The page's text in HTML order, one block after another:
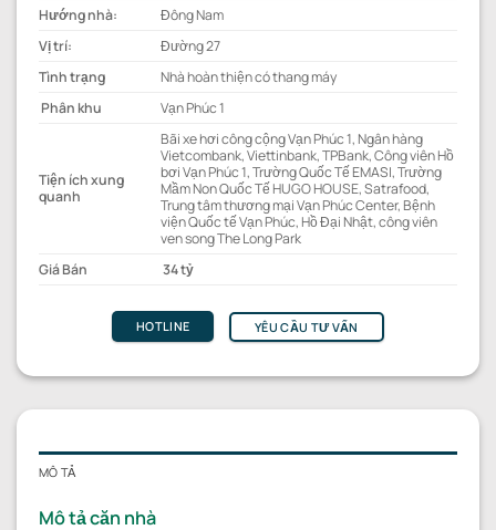
Hướng nhà:
Đông Nam
Vị trí:
Đường 27
Tình trạng
Nhà hoàn thiện có thang máy
Phân khu
Vạn Phúc 1
Tiện ích xung
quanh
Bãi xe hơi công cộng Vạn Phúc 1, Ngân hàng
Vietcombank, Viettinbank, TPBank, Công viên Hồ
bơi Vạn Phúc 1, Trường Quốc Tế EMASI, Trường
Mầm Non Quốc Tế HUGO HOUSE, Satrafood,
Trung tâm thương mại Vạn Phúc Center, Bệnh
viện Quốc tế Vạn Phúc, Hồ Đại Nhật, công viên
ven song The Long Park
Giá Bán
34 tỷ
HOTLINE YÊU CẦU TƯ VẤN
MÔ TẢ
Mô tả căn nhà